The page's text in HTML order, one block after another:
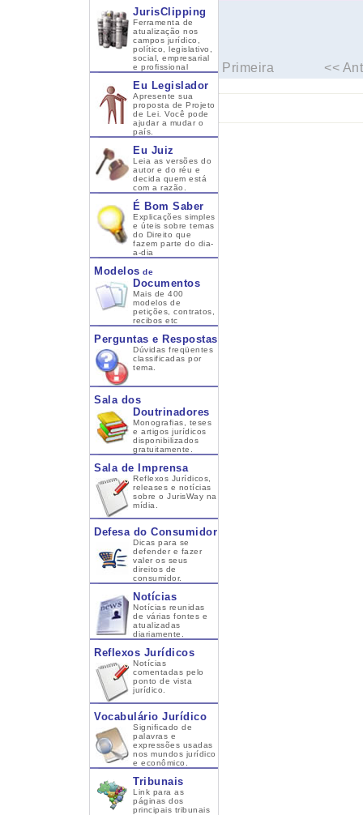
JurisClipping
Ferramenta de
atualização nos
campos jurídico,
político, legislativo,
social, empresarial
e profissional
Eu Legislador
Apresente sua
proposta de Projeto
de Lei. Você pode
ajudar a mudar o
país.
Eu Juiz
Leia as versões do
autor e do réu e
decida quem está
com a razão.
É Bom Saber
Explicações simples
e úteis sobre temas
do Direito que
fazem parte do dia-
a-dia
Modelos de
Documentos
Mais de 400
modelos de
petições, contratos,
recibos etc
Perguntas e Respostas
Dúvidas freqüentes
classificadas por
tema.
Sala dos
Doutrinadores
Monografias, teses
e artigos jurídicos
disponibilizados
gratuitamente.
Sala de Imprensa
Reflexos Jurídicos,
releases e notícias
sobre o JurisWay na
mídia.
Defesa do Consumidor
Dicas para se
defender e fazer
valer os seus
direitos de
consumidor.
Notícias
Notícias reunidas
de várias fontes e
atualizadas
diariamente.
Reflexos Jurídicos
Notícias
comentadas pelo
ponto de vista
jurídico.
Vocabulário Jurídico
Significado de
palavras e
expressões usadas
nos mundos jurídico
e econômico.
Tribunais
Link para as
páginas dos
principais tribunais
Primeira <<